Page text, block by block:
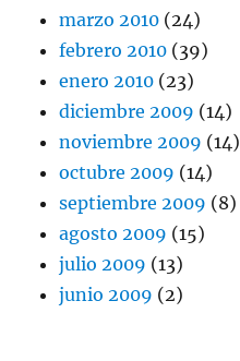
marzo 2010 (24)
febrero 2010 (39)
enero 2010 (23)
diciembre 2009 (14)
noviembre 2009 (14)
octubre 2009 (14)
septiembre 2009 (8)
agosto 2009 (15)
julio 2009 (13)
junio 2009 (2)